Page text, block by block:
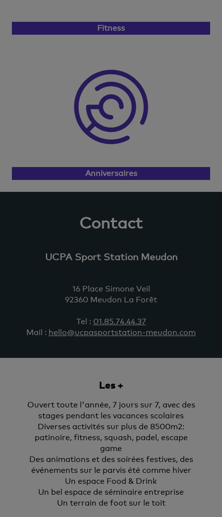
Fitness
Anniversaires
Contact
UCPA Sport Station Meudon
16 Place Simone Veil
92360 Meudon La Forêt
Tel : 01.85.74.44.37
Mail : hello@ucpasportstation-meudon.com
Les +
Ouvert toute l'année, 7 jours sur 7, avec des
stages pendant les vacances scolaires
Diverses activités sur plus de 8500m2:
patinoire, fitness, squash, padel, escape
game
Des animations et des soirées festives, des
événements sur le parvis été comme hiver
Un espace Food & Drink
Un bel espace de séminaire entreprise
Un terrain de foot sur le toit